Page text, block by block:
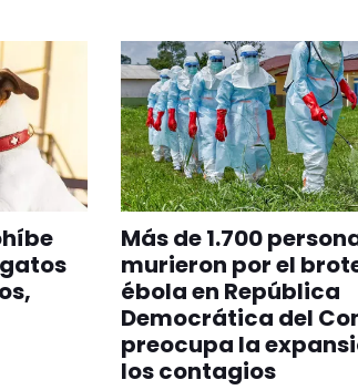
Más de 1.700
murieron por el
ébola en República
Democrática del
preocupa la
los contagios